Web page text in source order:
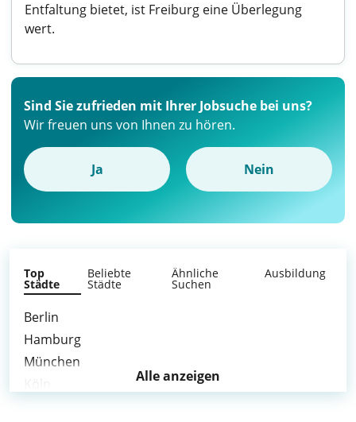
Entfaltung bietet, ist Freiburg eine Überlegung
wert.
Sind Sie zufrieden mit Ihrer Jobsuche bei uns?
Wir freuen uns von Ihnen zu hören.
Ja Nein
Top
Städte
Beliebte
Städte
Ähnliche
Suchen
Ausbildung
Berlin
Hamburg
München
Alle anzeigen